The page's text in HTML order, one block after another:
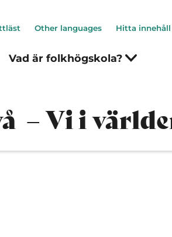
Vad är folkhögskola?
Other languages Hitta innehåll
– Vi i